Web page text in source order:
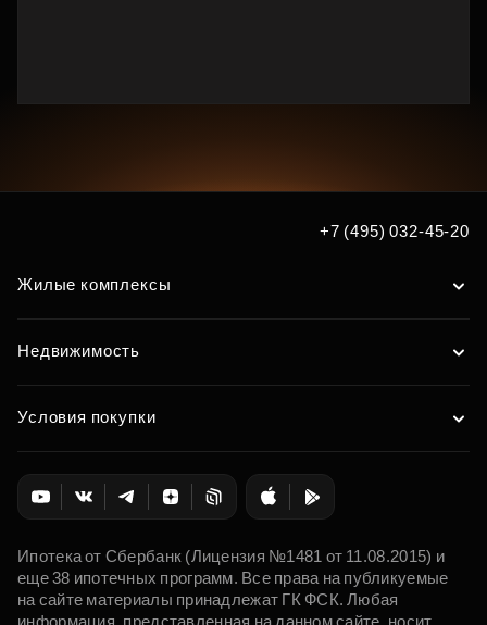
+7 (495) 032-45-20
Жилые комплексы
Недвижимость
Условия покупки
Ипотека от Сбербанк (Лицензия №1481 от 11.08.2015) и
еще 38 ипотечных программ. Все права на публикуемые
на сайте материалы принадлежат ГК ФСК. Любая